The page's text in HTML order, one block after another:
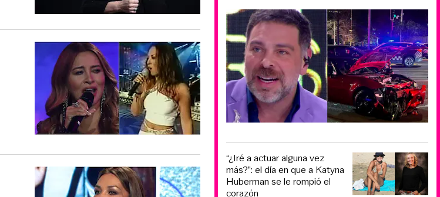
“¿Iré a actuar alguna vez
más?”: el día en que a Katyna
Huberman se le rompió el
corazón